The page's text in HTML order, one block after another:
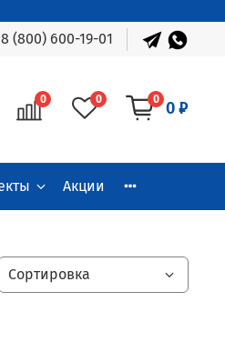
8 (800) 600-19-01
0 0 0 0 ₽
Акции